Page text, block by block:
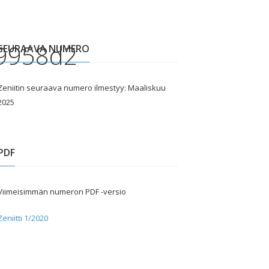
NUMERO
seuraava numero ilmestyy: Maaliskuu
numeron PDF -versio
1/2020